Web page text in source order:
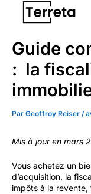
Guide
: la
Par Geoffroy Reiser /
Mis à jour en mars
Vous achetez un
d’acquisition, la
impôts à la